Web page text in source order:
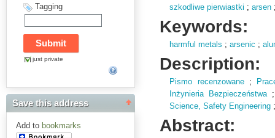
Tagging
just private
Save this address
Add to bookmarks
szkodliwe pierwiastki ;arsen
Keywords:
harmful metals ;arsenic ;
Description:
Pismo recenzowane;
Inżynieria Bezpieczeństwa
Science, Safety Engineering
Abstract: